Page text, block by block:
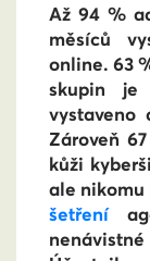
Až 94 %
měsíců
online. 63
skupin je
vystaveno
Zároveň
kůži
ale nikomu
šetření